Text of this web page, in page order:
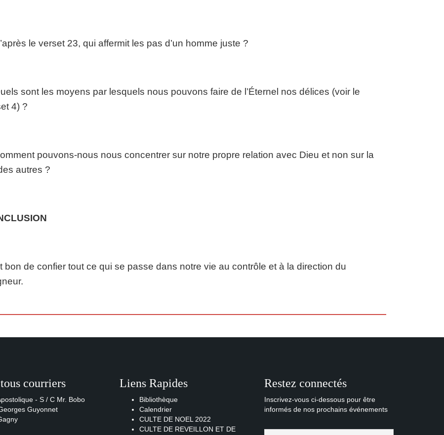
le verset 23, qui affermit les pas d’un homme juste ?
sont les moyens par lesquels nous pouvons faire de l’Éternel nos délices (voir le
4) ?
pouvons-nous nous concentrer sur notre propre relation avec Dieu et non sur la
autres ?
bon de confier tout ce qui se passe dans notre vie au contrôle et à la direction du
courriers
- S / C Mr. Bobo
Guyonnet
Liens Rapides
Bibliothèque
Calendrier
CULTE DE NOEL 2022
CULTE DE REVEILLON ET DE
Restez connectés
Inscrivez-vous ci-dessous pour être
informés de nos prochains événements